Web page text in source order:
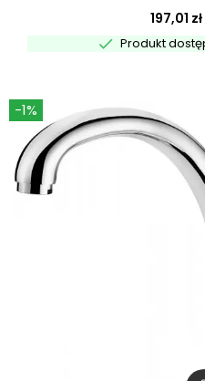
197,01 zł
 Produkt
-1%